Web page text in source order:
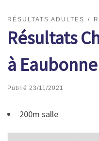
RÉSULTATS ADULTES
Résultats
à
Publié 23/11/2021
200m salle